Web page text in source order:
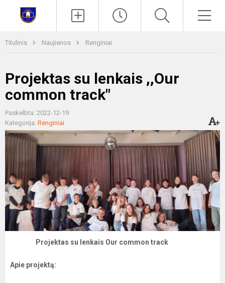
Titulinis Naujienos Renginiai
Projektas su lenkais ,,Our
common track"
Paskelbta: 2022-12-19
Kategorija: Renginiai
Projektas su lenkais Our common track
Apie projektą: